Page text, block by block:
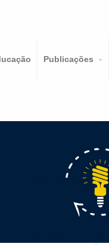
Publicações